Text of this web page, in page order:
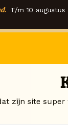
T/m 10
zijn site